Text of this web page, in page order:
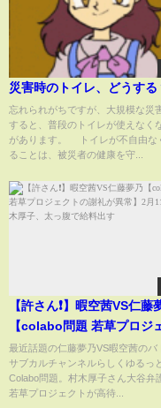
災害時のトイレ、どうする
忘れられがちですが、大規模な災
すると、普段のトイレが使えなく
があります。 トイレが不自由な
ることは、被災者の健康を守...
【許さん❗️】暇空茜VS仁藤
【colabo問題 若草プロジ
の謝礼が異常】2月11日
子、太っ腹で給料出す
最近話題の仁藤夢乃VS暇空茜のバ
サブカルチャンネルらしくゆるっ
Colabo問題。村木厚子さん大谷弁
若草プロジェクトが高待...